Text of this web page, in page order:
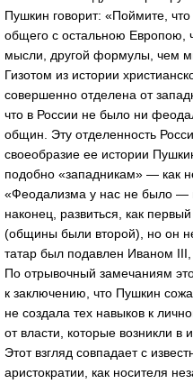
Пушкин говорит: «Поймите,
общего с остальною Европою,
мысли, другой формулы, чем
Гизотом из истории
совершенно отделена от
что в России не было ни
общин. Эту отделенность
своеобразие ее истории
подобно «западникам» — как
«Феодализма у нас не было —
наконец, развиться, как
(общины были второй), но он
татар был подавлен Иваном
По отрывочный замечаниям
к заключению, что Пушкин
не создала тех навыков к
от власти, которые возникли в
Этот взгляд совпадает с
аристократии, как носителя